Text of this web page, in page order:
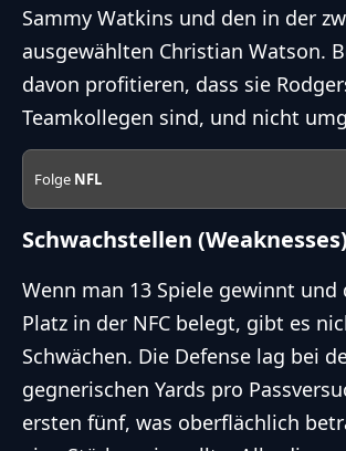
Sammy Watkins und den in der
ausgewählten Christian Watson.
davon profitieren, dass sie
Teamkollegen sind, und nicht
Folge NFL
Schwachstellen (Weaknesses)
Wenn man 13 Spiele gewinnt und
Platz in der NFC belegt, gibt es
Schwächen. Die Defense lag bei
gegnerischen Yards pro
ersten fünf, was oberflächlich